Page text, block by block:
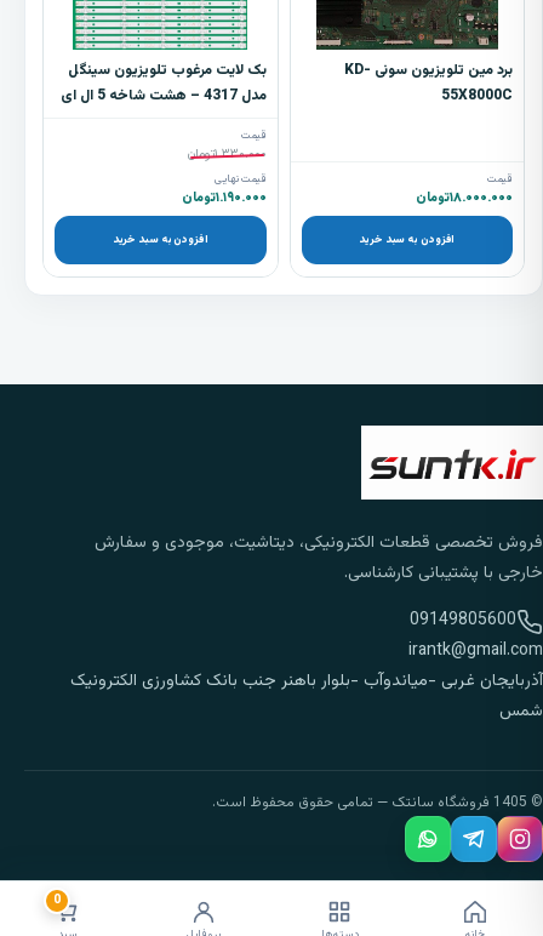
برد مین تلویزیون سونی KD-
55X8000C
قیمت
۱۸.۰۰۰.۰۰۰تومان
افزودن به سبد خرید
بک لایت مرغوب تلویزیون سینگل
مدل 4317 – هشت شاخه 5 ال ای
قیمت
۱.۳۳۰.۰۰۰تومان
قیمت نهایی
۱.۱۹۰.۰۰۰تومان
افزودن به سبد خرید
فروش تخصصی قطعات الکترونیکی، دیتاشیت، موجودی و سفارش
خارجی با پشتیبانی کارشناسی.
09149805600
irantk@gmail.com
آذربایجان غربی -میاندوآب -بلوار باهنر جنب بانک کشاورزی الکترونیک
شمس
© 1405 فروشگاه سانتک — تمامی حقوق محفوظ است.
0